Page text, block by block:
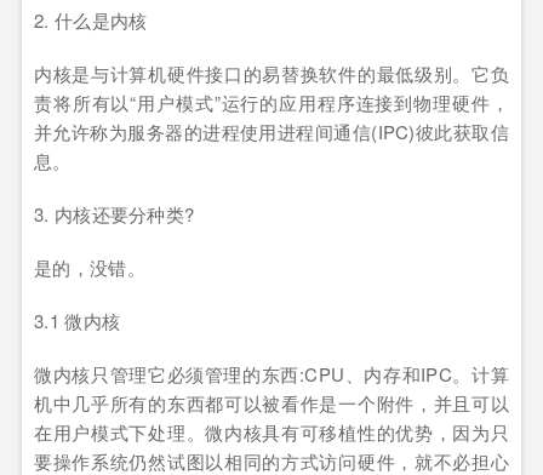
2. 什么是内核
内核是与计算机硬件接口的易替换软件的最低级别。它负
责将所有以“用户模式”运行的应用程序连接到物理硬件，
并允许称为服务器的进程使用进程间通信(IPC)彼此获取信
息。
3. 内核还要分种类?
是的，没错。
3.1 微内核
微内核只管理它必须管理的东西:CPU、内存和IPC。计算
机中几乎所有的东西都可以被看作是一个附件，并且可以
在用户模式下处理。微内核具有可移植性的优势，因为只
要操作系统仍然试图以相同的方式访问硬件，就不必担心